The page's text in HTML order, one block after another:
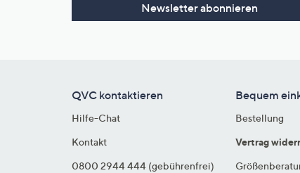
Newsletter abonnieren
QVC kontaktieren
Hilfe-Chat
Kontakt
0800 2944 444 (gebührenfrei)
Bequem
Bestellung
Vertrag